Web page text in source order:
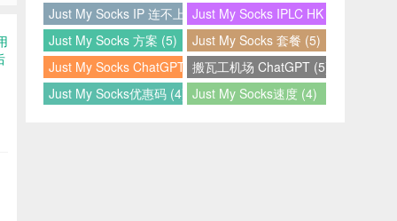
Just My Socks IP 连不上 (5)Just My Socks IPLC HK (5)
Just My Socks 方案 (5)
Just My Socks 套餐 (5)
Just My Socks ChatGPT (5)搬瓦工机场 ChatGPT (5)
Just My Socks优惠码 (4) Just My Socks速度 (4)